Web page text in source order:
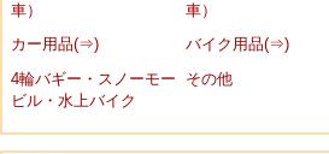
車）
車）
カー用品(⇒)
バイク用品(⇒)
4輪バギー・スノーモー
ビル・水上バイク
その他